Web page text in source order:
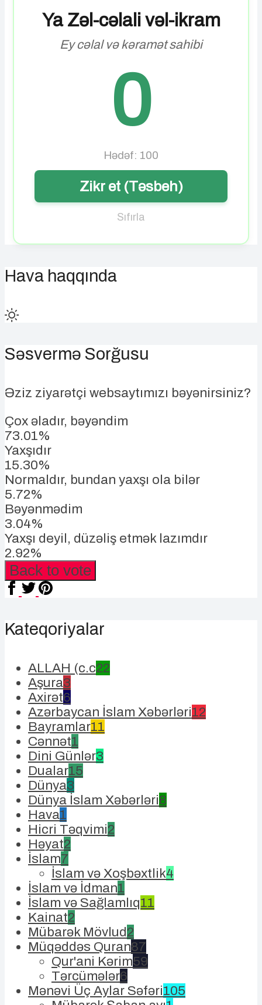
Ya Zəl-cəlali vəl-ikram
Ey cəlal və kəramət sahibi
0
Hədəf: 100
Zikr et (Təsbeh)
Sıfırla
Hava haqqında
Səsvermə Sorğusu
Əziz ziyarətçi websaytımızı bəyənirsiniz?
Çox əladır, bəyəndim
73.01%
Yaxşıdır
15.30%
Normaldır, bundan yaxşı ola bilər
5.72%
Bəyənmədim
3.04%
Yaxşı deyil, düzəliş etmək lazımdır
2.92%
Back to vote
Kateqoriyalar
ALLAH (c.c22
Aşura3
Axirət6
Azərbaycan İslam Xəbərləri12
Bayramlar11
Cənnət1
Dini Günlər3
Dualar15
Dünya3
Dünya İslam Xəbərləri8
Hava1
Hicri Təqvimi2
Həyat2
İslam7
İslam və Xoşbəxtlik4
İslam və İdman1
İslam və Sağlamlıq11
Kainat2
Mübarək Mövlud2
Müqəddəs Quran87
Qur'ani Kərim59
Tərcümələr6
Mənəvi Üç Aylar Səfəri105